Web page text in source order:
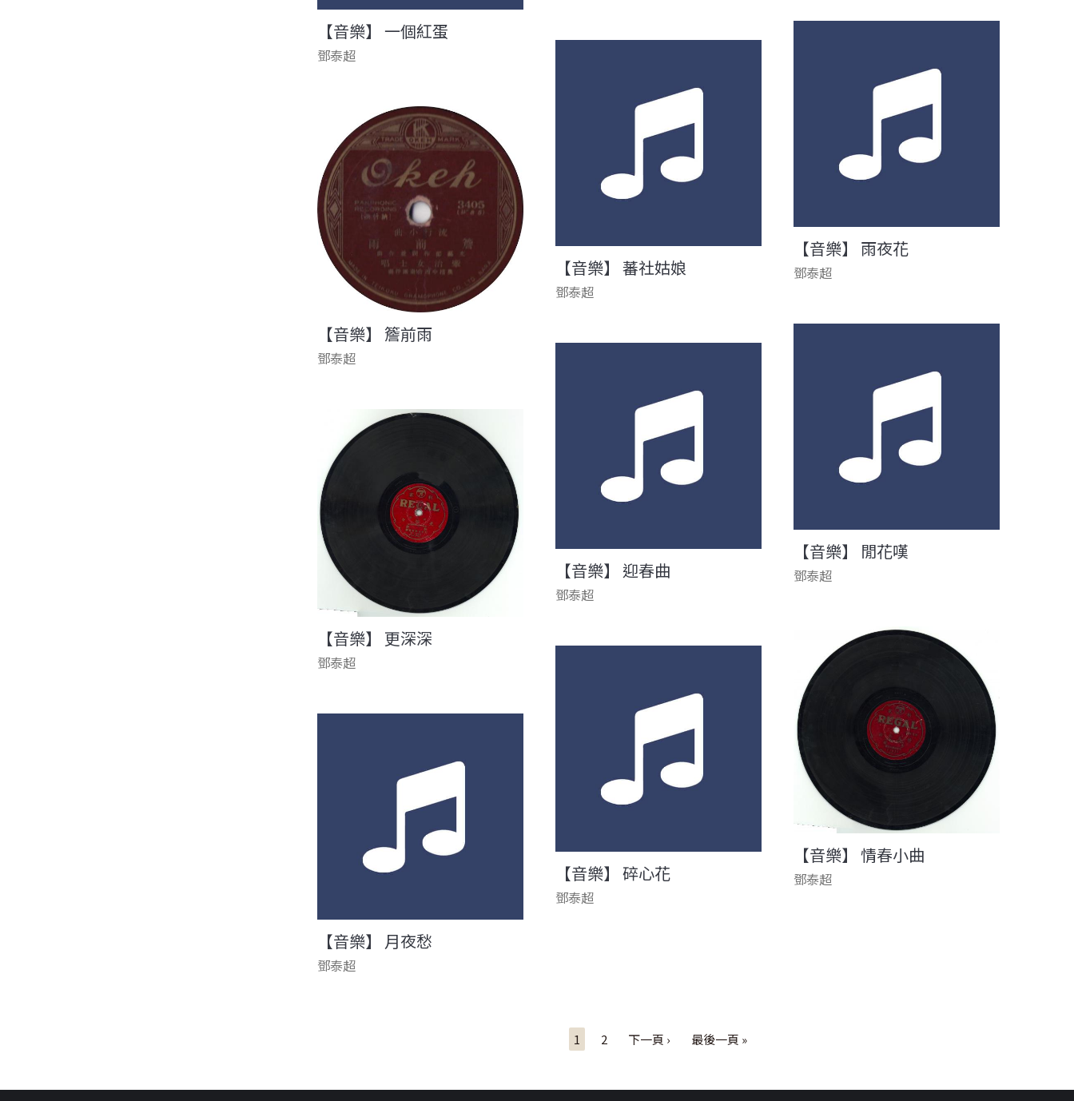
【音樂】 一個紅蛋
鄧泰超
【音樂】 雨夜花
鄧泰超
【音樂】 蕃社姑娘
鄧泰超
【音樂】 簷前雨
鄧泰超
【音樂】 閒花嘆
鄧泰超
【音樂】 迎春曲
鄧泰超
【音樂】 更深深
鄧泰超
【音樂】 情春小曲
鄧泰超
【音樂】 碎心花
鄧泰超
【音樂】 月夜愁
鄧泰超
1 2 下一頁 › 最後一頁 »